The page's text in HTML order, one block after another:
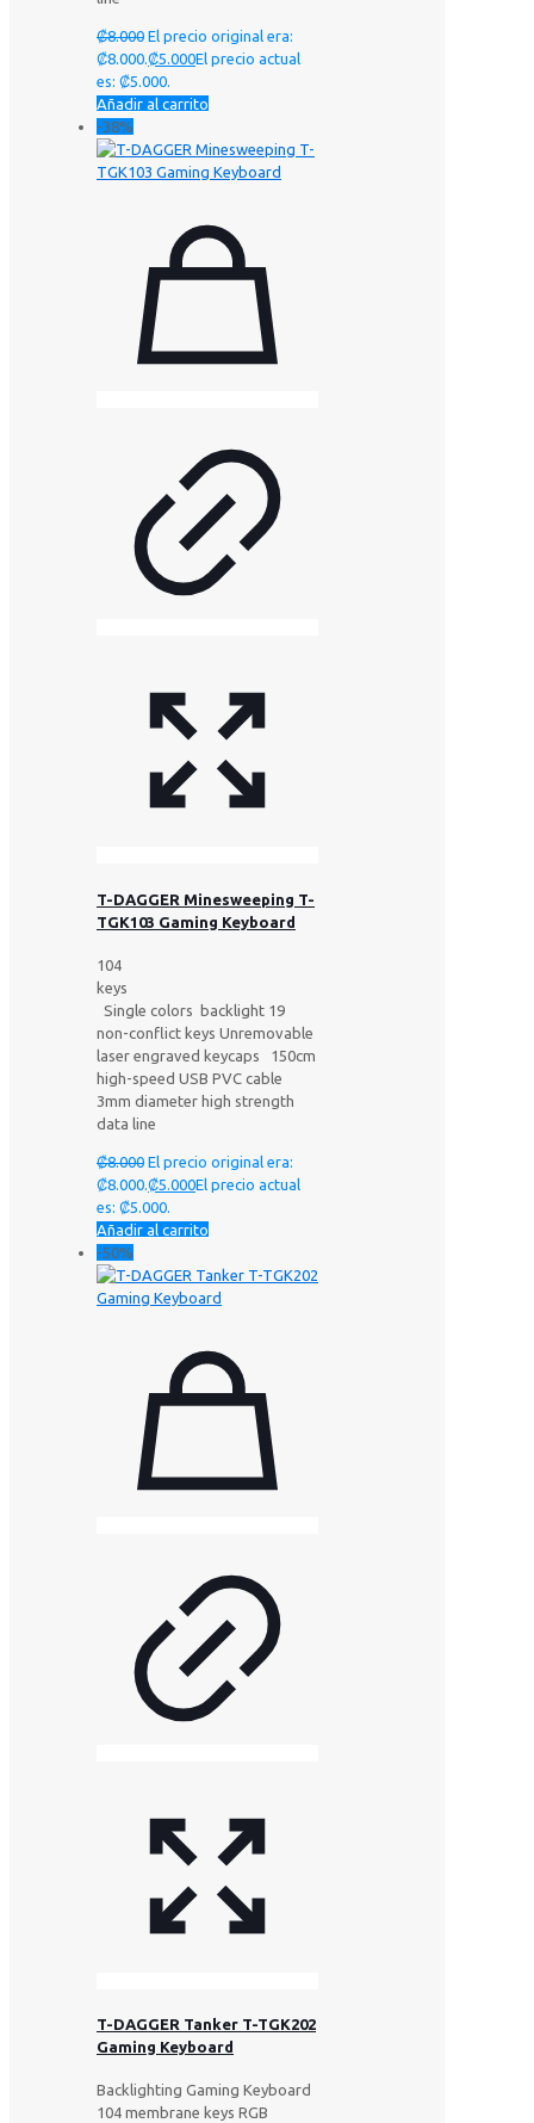
₡8.000 El precio original era:
₡8.000.₡5.000El precio actual
es: ₡5.000.
Añadir al carrito
-38%
T-DAGGER Minesweeping T-
TGK103 Gaming Keyboard
104
keys
Single colors backlight 19
non-conflict keys Unremovable
laser engraved keycaps 150cm
high-speed USB PVC cable
3mm diameter high strength
data line
₡8.000 El precio original era:
₡8.000.₡5.000El precio actual
es: ₡5.000.
Añadir al carrito
-50%
T-DAGGER Tanker T-TGK202
Gaming Keyboard
Backlighting Gaming Keyboard
104 membrane keys RGB